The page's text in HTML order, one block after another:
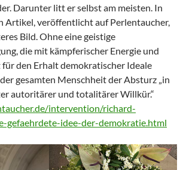
Darunter litt er selbst am meisten. In
Artikel, veröffentlicht auf Perlentaucher,
Bild. Ohne eine geistige
die mit kämpferischer Energie und
den Erhalt demokratischer Ideale
gesamten Menschheit der Absturz „in
autoritärer und totalitärer Willkür.“
intervention/richard-
gefaehrdete-idee-der-demokratie.html